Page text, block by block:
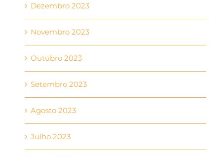
Dezembro 2023
Novembro 2023
Outubro 2023
Setembro 2023
Agosto 2023
Julho 2023